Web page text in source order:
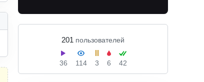
201 пользователей
36 114 3 6 42